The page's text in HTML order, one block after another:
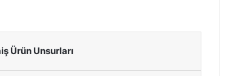
Ürün Unsurları